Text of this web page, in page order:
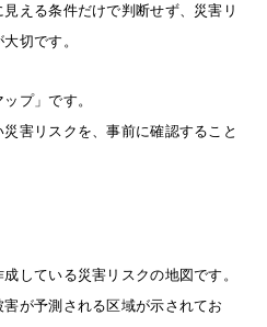
える条件だけで判断せず、災害リ
切です。
プ」です。
害リスクを、事前に確認すること
している災害リスクの地図です。
が予測される区域が示されてお